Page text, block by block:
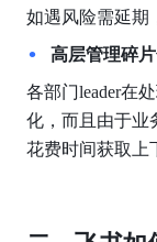
如遇风险需延期
高层管理碎
各部门leader在
化，而且由于业
花费时间获取上